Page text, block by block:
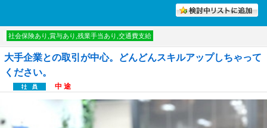
討中リストに入れる
社会保険あり,賞与あり,残業手当あり,交通費支給
大手企業との取引が中心。どんどんスキルアップしちゃって
ください。
中 途